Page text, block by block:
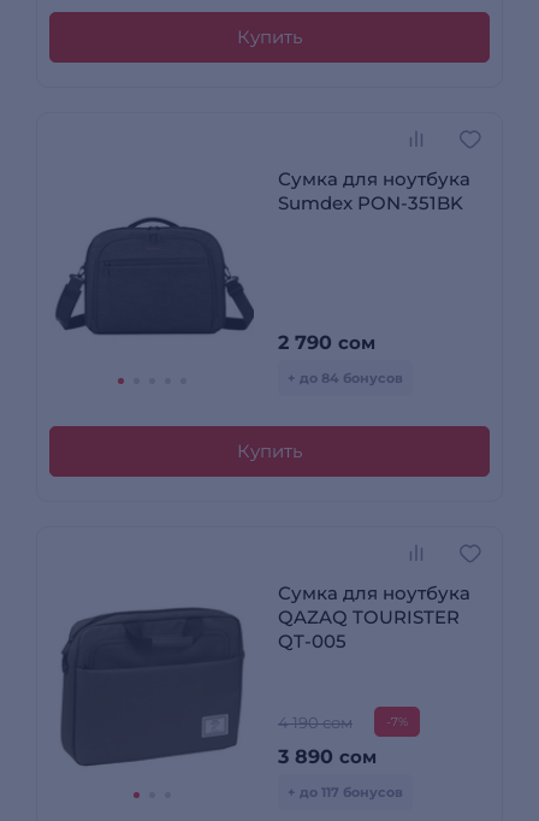
Купить
Сумка для ноутбука
Sumdex PON-351BK
2 790 сом
+ до 84 бонусов
Купить
Сумка для ноутбука
QAZAQ TOURISTER
QT-005
4 190 сом -7%
3 890 сом
+ до 117 бонусов